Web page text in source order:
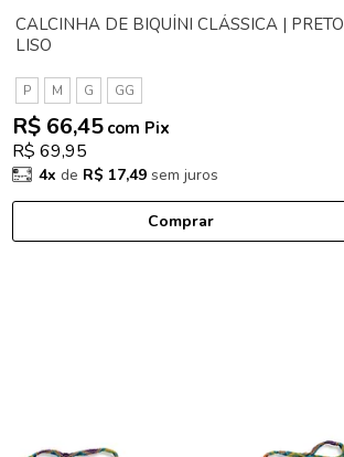
CALCINHA DE BIQUÍNI CLÁSSICA | PRETO
LISO
P M G GG
R$ 69,95
R$ 66,45 com Pix
4x de R$ 17,49 sem juros
Comprar